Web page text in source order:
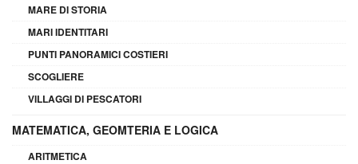
MARE DI STORIA
MARI IDENTITARI
PUNTI PANORAMICI COSTIERI
SCOGLIERE
VILLAGGI DI PESCATORI
MATEMATICA, GEOMTERIA E LOGICA
ARITMETICA